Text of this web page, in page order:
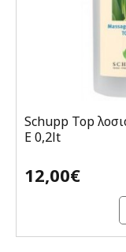
Schupp Top
E 0,2lt
12,00€